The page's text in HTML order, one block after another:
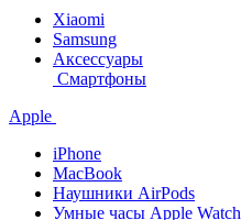
Xiaomi
Samsung
Аксессуары
Смартфоны
Apple
iPhone
MacBook
Наушники AirPods
Умные часы Apple Watch